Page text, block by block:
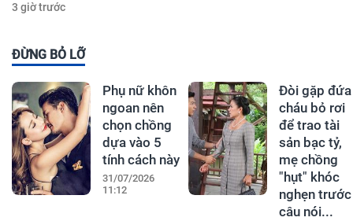
3 giờ trước
ĐỪNG BỎ LỠ
Phụ nữ khôn
ngoan nên
chọn chồng
dựa vào 5
tính cách này
31/07/2026
11:12
Đòi gặp đứa
cháu bỏ rơi
để trao tài
sản bạc tỷ,
mẹ chồng
"hụt" khóc
nghẹn trước
câu nói...